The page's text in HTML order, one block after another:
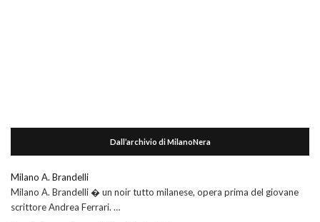
Dall’archivio di MilanoNera
Milano A. Brandelli
Milano A. Brandelli � un noir tutto milanese, opera prima del giovane
scrittore Andrea Ferrari. …